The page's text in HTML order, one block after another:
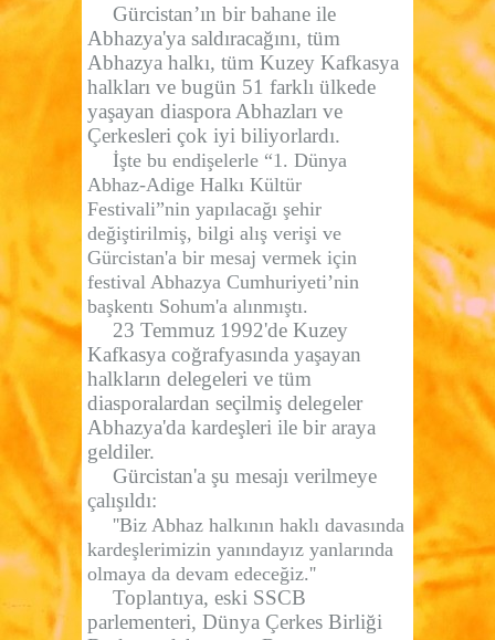
Gürcistan’ın bir bahane ile
Abhazya'ya saldıracağını, tüm
Abhazya halkı, tüm Kuzey Kafkasya
halkları ve bugün 51 farklı ülkede
yaşayan diaspora Abhazları ve
Çerkesleri çok iyi biliyorlardı.
İşte bu endişelerle“1. Dünya
Abhaz-Adige Halkı Kültür
Festivali”nin yapılacağı şehir
değiştirilmiş, bilgi alış verişi ve
Gürcistan'a bir mesaj vermek için
festival Abhazya Cumhuriyeti’nin
başkentı Sohum'a alınmıştı.
23 Temmuz 1992'de Kuzey
Kafkasya coğrafyasında yaşayan
halkların delegeleri ve tüm
diasporalardan seçilmiş delegeler
Abhazya'da kardeşleri ile bir araya
geldiler.
Gürcistan'a şu mesajı verilmeye
çalışıldı:
''Biz Abhaz halkının haklı davasında
kardeşlerimizin yanındayız yanlarında
olmaya da devam edeceğiz.''
Toplantıya, eski SSCB
parlementeri, Dünya Çerkes Birliği